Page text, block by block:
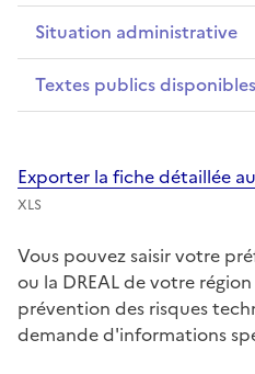
Situation administrative
Textes publics disponibles
Exporter la fiche détaillée
XLS
Vous pouvez saisir votre
ou la DREAL de votre
prévention des risques
demande d'informations